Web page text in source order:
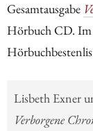
Gesamtausgabe
Hörbuch CD. Im
Lisbeth Exner
Verborgene